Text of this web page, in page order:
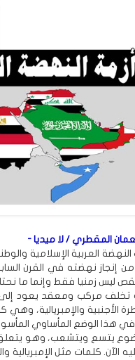
المقطري / لا ميديا -
النهضة العربية الإسلامية
من إنجاز نهضته في القرن
ليس زمنيا فقط وإنما ما
مركب ومعقد يعود إلى
الأجنبية والإمبريالية،
هذا الوضع المأساوي
يتسع ويتشعب، وهو يتعلق
الآن. كلمات مثل